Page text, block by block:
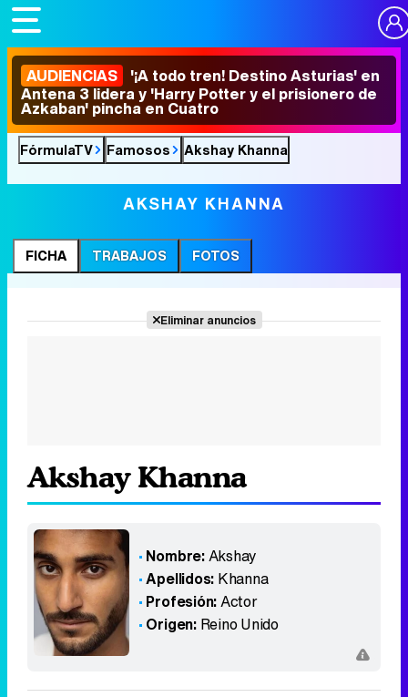
AUDIENCIAS '¡A todo tren! Destino Asturias' en
Antena 3 lidera y 'Harry Potter y el prisionero de
Azkaban' pincha en Cuatro
FórmulaTV Famosos Akshay Khanna
AKSHAY KHANNA
FICHA TRABAJOS FOTOS
Eliminar anuncios
Akshay Khanna
Nombre:Akshay
Apellidos: Khanna
Profesión:Actor
Origen: Reino Unido